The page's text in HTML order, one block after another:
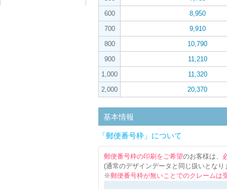
600
8,950
700
9,910
800
10,790
900
11,210
1,000
11,320
2,000
20,370
基本情報
「郵便番号枠」について
郵便番号枠の印刷をご希望のお客様は、
(通常のデザインデータと同じ扱いとな
※郵便番号枠が無いことでのクレームは